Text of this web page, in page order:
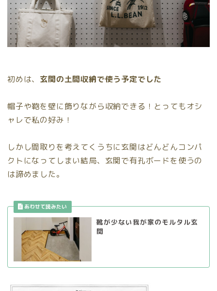
初めは、 玄関の土間収納で使う予定でした
帽子や鞄を壁に飾りながら収納できる！とってもオシ
ャレで私の好み！
しかし間取りを考えてくうちに玄関はどんどんコンパ
クトになってしまい結局、玄関で有孔ボードを使うの
は諦めました。
靴が少ない我が家のモルタル玄
関